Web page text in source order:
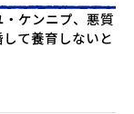
・ケンニプ、悪質
て養育しないと